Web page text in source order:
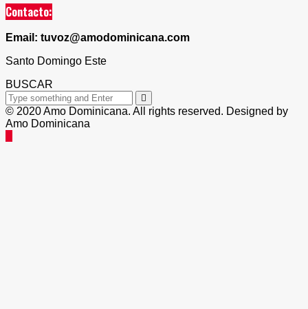
Contacto:
Email: tuvoz@amodominicana.com
Santo Domingo Este
BUSCAR
© 2020 Amo Dominicana. All rights reserved. Designed by
Amo Dominicana